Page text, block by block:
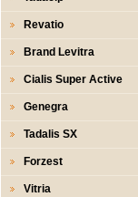
Revatio
Brand Levitra
Cialis Super Active
Genegra
Tadalis SX
Forzest
Vitria